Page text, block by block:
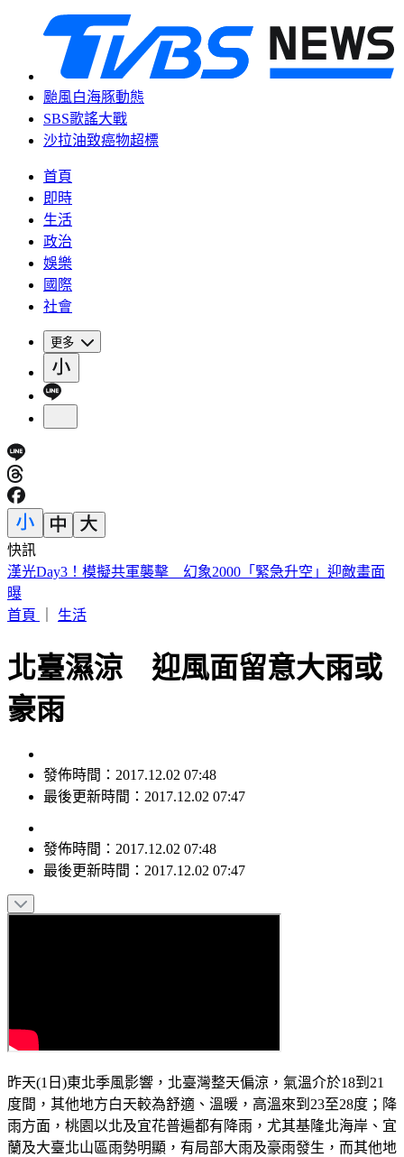
颱風白海豚動態
SBS歌謠大戰
沙拉油致癌物超標
首頁
即時
生活
政治
娛樂
國際
社會
更多
快訊
漢光Day3！模擬共軍襲擊 幻象2000「緊急升空」迎敵畫面
曝
首頁
生活
北臺濕涼 迎風面留意大雨或
豪雨
發佈時間：2017.12.02 07:48
最後更新時間：2017.12.02 07:47
發佈時間： 2017.12.02 07:48
最後更新時間： 2017.12.02 07:47
昨天(1日)東北季風影響，北臺灣整天偏涼，氣溫介於18到21
度間，其他地方白天較為舒適、溫暖，高溫來到23至28度；降
雨方面，桃園以北及宜花普遍都有降雨，尤其基隆北海岸、宜
蘭及大臺北山區雨勢明顯，有局部大雨及豪雨發生，而其他地